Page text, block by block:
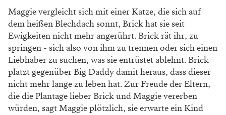
Maggie vergleicht sich mit einer Katze, die sich auf
dem heißen Blechdach sonnt, Brick hat sie seit
Ewigkeiten nicht mehr angerührt. Brick rät ihr, zu
springen - sich also von ihm zu trennen oder sich einen
Liebhaber zu suchen, was sie entrüstet ablehnt. Brick
platzt gegenüber Big Daddy damit heraus, dass dieser
nicht mehr lange zu leben hat. Zur Freude der Eltern,
die die Plantage lieber Brick und Maggie vererben
würden, sagt Maggie plötzlich, sie erwarte ein Kind